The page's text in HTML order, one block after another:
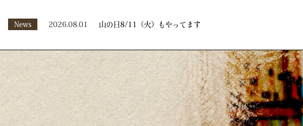
News 2026.08.01 山の日8/11（火）もやってます